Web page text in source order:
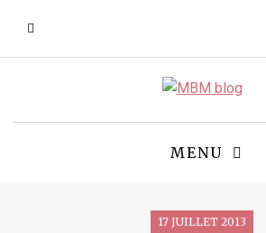
MENU
17 JUILLET 2013